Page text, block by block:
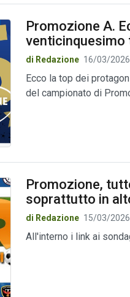
Promozione A.
di Redazione 16/03/
Ecco la top dei
del campionato di
Promozione,
soprattutto in
di Redazione 15/03/
All'interno i link ai